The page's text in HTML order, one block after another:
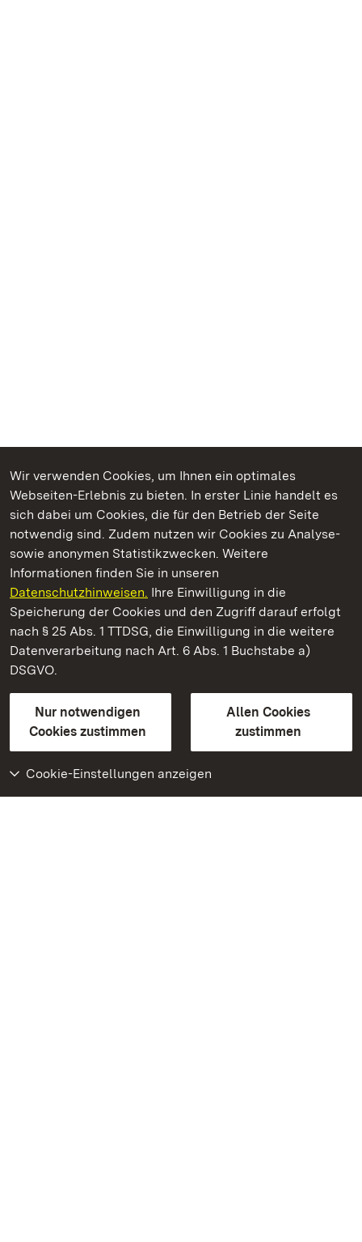
Wir verwenden Cookies, um Ihnen ein optimales
Webseiten-Erlebnis zu bieten. In erster Linie handelt es
sich dabei um Cookies, die für den Betrieb der Seite
notwendig sind. Zudem nutzen wir Cookies zu Analyse-
sowie anonymen Statistikzwecken. Weitere
Informationen finden Sie in unseren
Datenschutzhinweisen. Ihre Einwilligung in die
Speicherung der Cookies und den Zugriff darauf erfolgt
nach § 25 Abs. 1 TTDSG, die Einwilligung in die weitere
Datenverarbeitung nach Art. 6 Abs. 1 Buchstabe a)
DSGVO.
Nur notwendigen
Cookies zustimmen
Allen Cookies
zustimmen
Cookie-Einstellungen anzeigen
Kommen. Staunen. Genießen.
Staatliche Schlösser und Gärten Baden‑Württemberg
Staatliche Schlösser und Gärten Baden-Württemberg
Kontakt
GebärdenspracheLeichte Sprache
Erklärung zur Barrierefreiheit
BITV-konform (geprüfte Seiten)
Weiteres